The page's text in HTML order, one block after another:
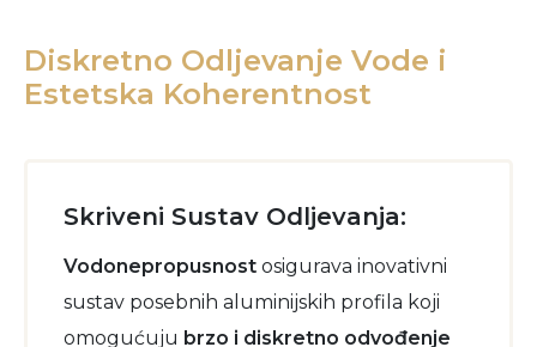
Diskretno Odljevanje Vode i
Estetska Koherentnost
Skriveni Sustav Odljevanja:
Vodonepropusnost osigurava inovativni
sustav posebnih aluminijskih profila koji
omogućuju brzo i diskretno odvođenje